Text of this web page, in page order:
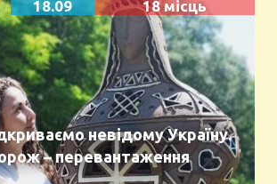
18.09 18 місць
невідому Україну.
– перевантаження